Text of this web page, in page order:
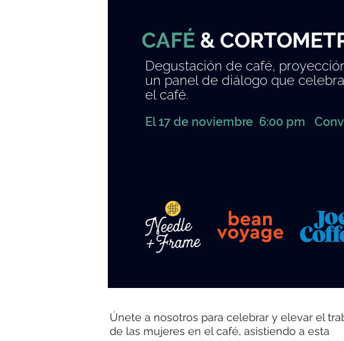
CAFÉ &
Degustación de café,
un panel de diálogo que
el café.
El 17 de noviembre 6:00 pm
Únete a nosotros para celebrar y elevar el
de las mujeres en el café, asistiendo a esta